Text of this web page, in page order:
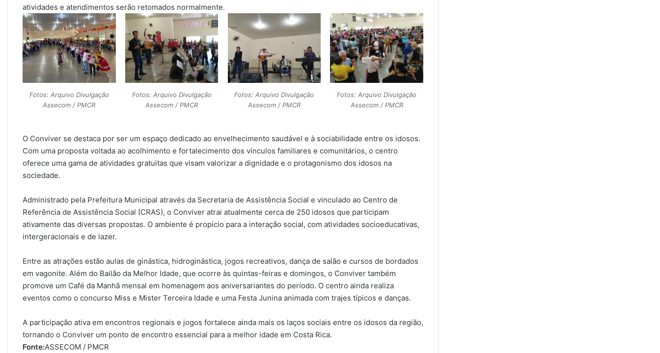
atividades e atendimentos serão retomados normalmente.
Fotos: Arquivo Divulgação
Assecom / PMCR
Fotos: Arquivo Divulgação
Assecom / PMCR
Fotos: Arquivo Divulgação
Assecom / PMCR
Fotos: Arquivo Divulgação
Assecom / PMCR
O Conviver se destaca por ser um espaço dedicado ao envelhecimento saudável e à sociabilidade entre os idosos.
Com uma proposta voltada ao acolhimento e fortalecimento dos vínculos familiares e comunitários, o centro
oferece uma gama de atividades gratuitas que visam valorizar a dignidade e o protagonismo dos idosos na
sociedade.
Administrado pela Prefeitura Municipal através da Secretaria de Assistência Social e vinculado ao Centro de
Referência de Assistência Social (CRAS), o Conviver atrai atualmente cerca de 250 idosos que participam
ativamente das diversas propostas. O ambiente é propício para a interação social, com atividades socioeducativas,
intergeracionais e de lazer.
Entre as atrações estão aulas de ginástica, hidroginástica, jogos recreativos, dança de salão e cursos de bordados
em vagonite. Além do Bailão da Melhor Idade, que ocorre às quintas-feiras e domingos, o Conviver também
promove um Café da Manhã mensal em homenagem aos aniversariantes do período. O centro ainda realiza
eventos como o concurso Miss e Mister Terceira Idade e uma Festa Junina animada com trajes típicos e danças.
A participação ativa em encontros regionais e jogos fortalece ainda mais os laços sociais entre os idosos da região,
tornando o Conviver um ponto de encontro essencial para a melhor idade em Costa Rica.
Fonte:ASSECOM / PMCR